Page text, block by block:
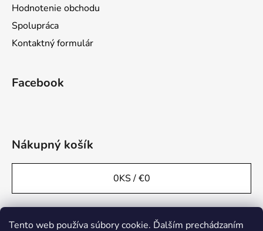
Tento web používa súbory cookie. Ďalším prechádzaním
Hodnotenie obchodu
Spolupráca
Kontaktný formulár
Facebook
Nákupný košík
0KS /€0